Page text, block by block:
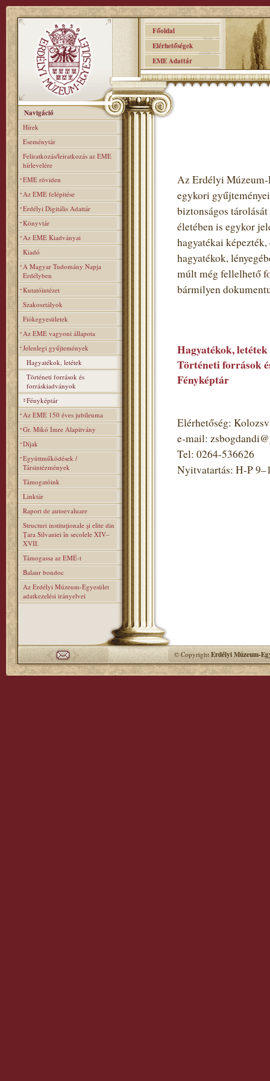
Főoldal
Elérhetőségek
EME Adattár
Navigáció
Hírek
Eseménytár
Feliratkozás/leiratkozás az EME
hírlevelére
EME röviden
Az EME felépitése
Erdélyi Digitális Adattár
Könyvtár
Az EME Kiadványai
Kiadó
A Magyar Tudomány Napja
Erdélyben
Kutatóintézet
Szakosztályok
Fiókegyesületek
Az EME vagyoni állapota
Jelenlegi gyűjtemények
Hagyatékok, letétek
Történeti források és
forráskiadványok
Fényképtár
Az EME 150 éves jubileuma
Gr. Mikó Imre Alapitvány
Díjak
Együttműködések /
Társintézmények
Támogatóink
Linktár
Raport de autoevaluare
Structuri instituţionale şi elite din
Ţara Silvaniei în secolele XIV–
XVII.
Támogassa az EMÉ-t
Balaur bondoc
Az Erdélyi Múzeum-Egyesület
adatkezelési irányelvei
Az Erdélyi Múzeum-
egykori
biztonságos
életében is egykor
hagyatékai
hagyatékok,
múlt még fellelhető
bármilyen
Hagyatékok, letétek
Történeti források
Fényképtár
Elérhetőség:
e-mail:
Tel: 0264-536626
Nyitvatartás: H-P
© CopyrightErdélyi Múzeum-